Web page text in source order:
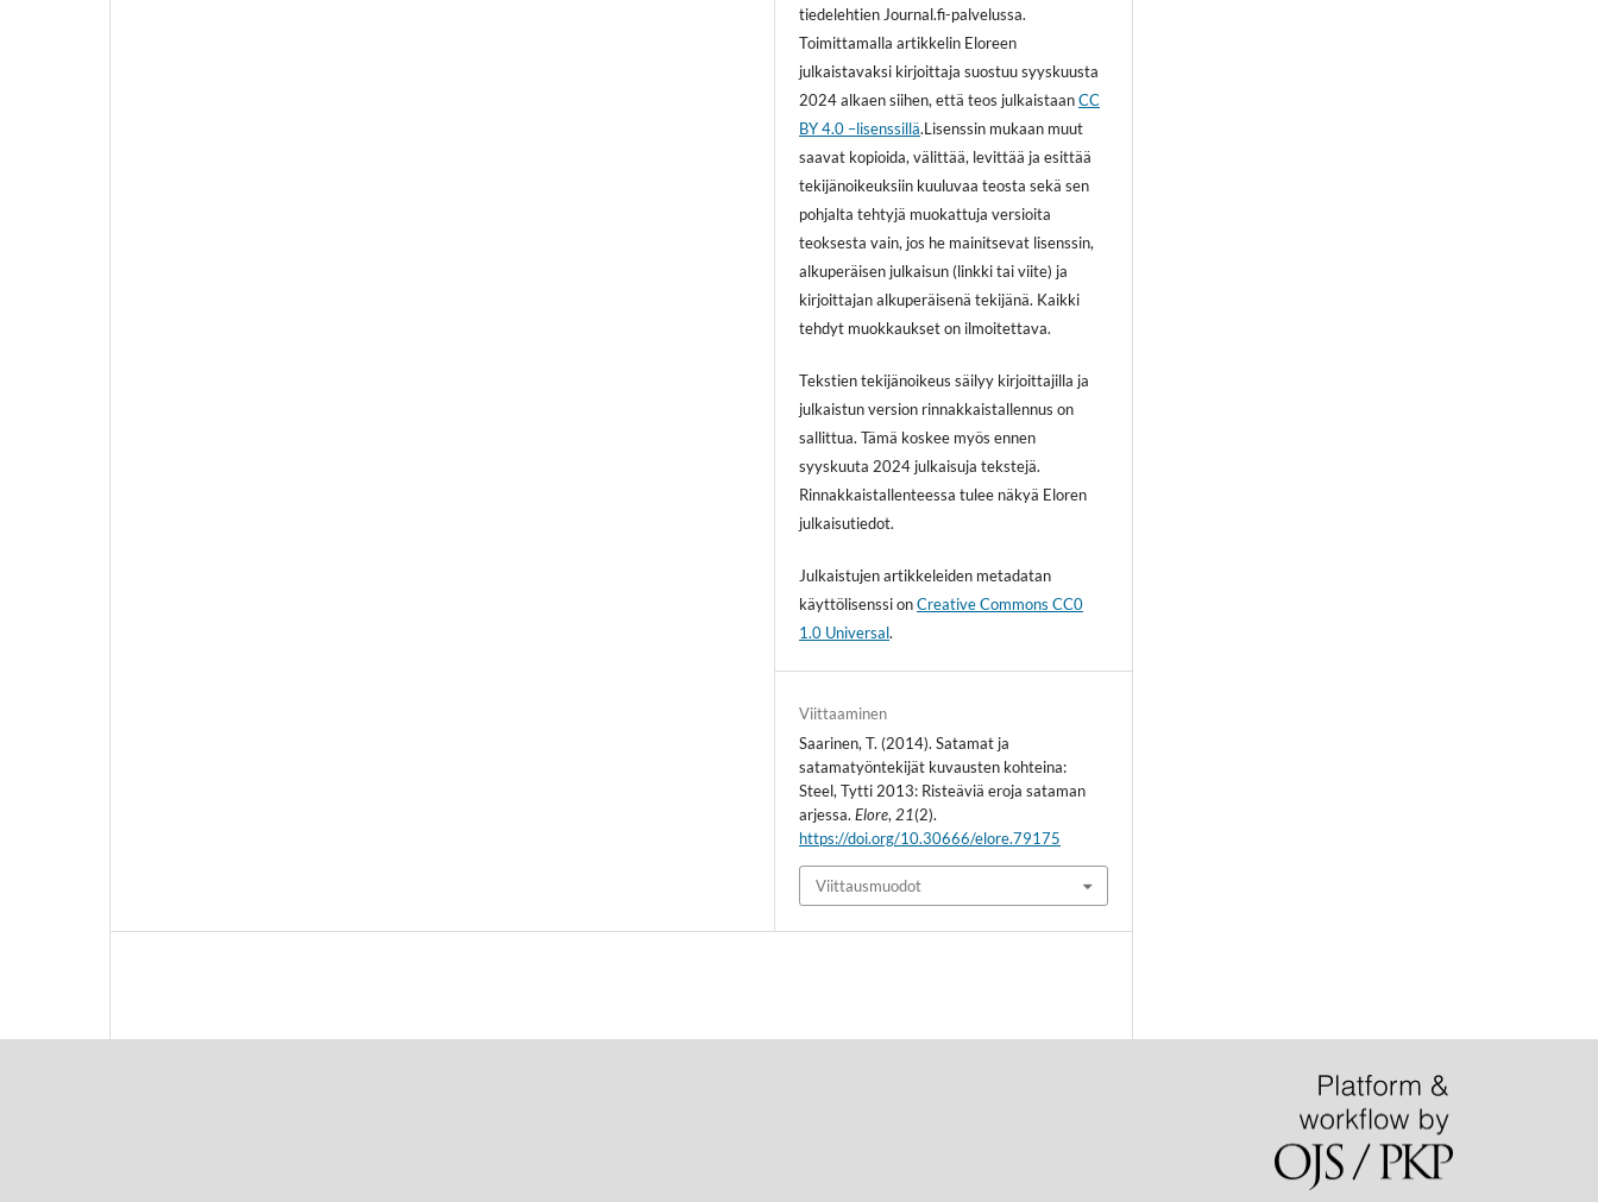
tiedelehtien Journal.fi-palvelussa.
Toimittamalla artikkelin Eloreen
julkaistavaksi kirjoittaja suostuu syyskuusta
2024 alkaen siihen, että teos julkaistaanCC
BY 4.0 –lisenssillä.Lisenssin mukaan muut
saavat kopioida, välittää, levittää ja esittää
tekijänoikeuksiin kuuluvaa teosta sekä sen
pohjalta tehtyjä muokattuja versioita
teoksesta vain, jos he mainitsevat lisenssin,
alkuperäisen julkaisun (linkki tai viite) ja
kirjoittajan alkuperäisenä tekijänä. Kaikki
tehdyt muokkaukset on ilmoitettava.
Tekstien tekijänoikeus säilyy kirjoittajilla ja
julkaistun version rinnakkaistallennus on
sallittua. Tämä koskee myös ennen
syyskuuta 2024 julkaisuja tekstejä.
Rinnakkaistallenteessa tulee näkyä Eloren
julkaisutiedot.
Julkaistujen artikkeleiden metadatan
käyttölisenssi onCreative Commons CC0
1.0 Universal.
Viittaaminen
Saarinen, T. (2014). Satamat ja
satamatyöntekijät kuvausten kohteina:
Steel, Tytti 2013: Risteäviä eroja sataman
arjessa.Elore, 21(2).
https://doi.org/10.30666/elore.79175
Viittausmuodot